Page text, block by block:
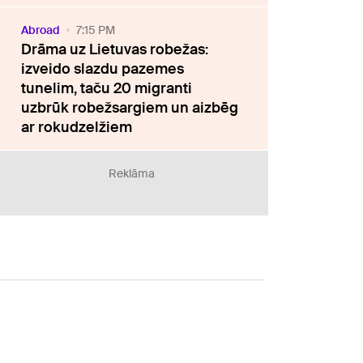
Abroad 7:15 PM
Drāma uz Lietuvas robežas:
izveido slazdu pazemes
tunelim, taču 20 migranti
uzbrūk robežsargiem un aizbēg
ar rokudzelžiem
Reklāma